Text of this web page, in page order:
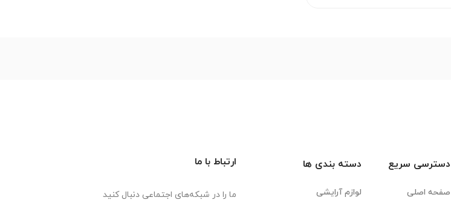
دسترسی سریع
صفحه اصلی
دسته بندی ها
لوازم آرایشی
ارتباط با ما
ما را در شبکه‌های اجتماعی دنبال کنید